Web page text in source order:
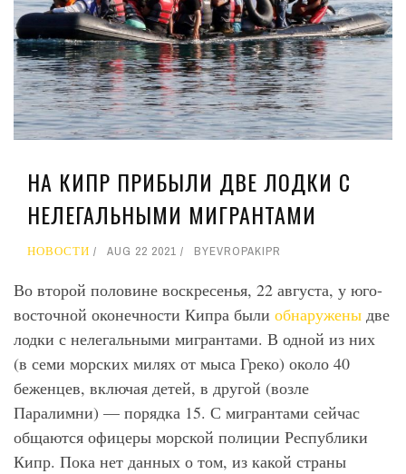
НА КИПР ПРИБЫЛИ ДВЕ ЛОДКИ С
НЕЛЕГАЛЬНЫМИ МИГРАНТАМИ
НОВОСТИ AUG 22 2021 BYEVROPAKIPR
Во второй половине воскресенья, 22 августа, у юго-
восточной оконечности Кипра были обнаружены две
лодки с нелегальными мигрантами. В одной из них
(в семи морских милях от мыса Греко) около 40
беженцев, включая детей, в другой (возле
Паралимни) — порядка 15. С мигрантами сейчас
общаются офицеры морской полиции Республики
Кипр. Пока нет данных о том, из какой страны